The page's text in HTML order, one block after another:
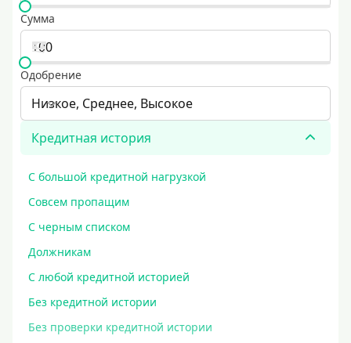
Сумма
Одобрение
Низкое, Среднее, Высокое
Кредитная история
С большой кредитной нагрузкой
Совсем пропащим
С черным списком
Должникам
С любой кредитной историей
Без кредитной истории
Без проверки кредитной истории